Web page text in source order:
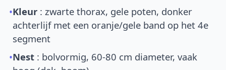
•Kleur : zwarte thorax, gele poten, donker
achterlijf met een oranje/gele band op het 4e
segment
•Nest : bolvormig, 60-80 cm diameter, vaak